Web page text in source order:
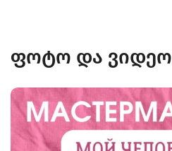
ფოტო და ვიდეო